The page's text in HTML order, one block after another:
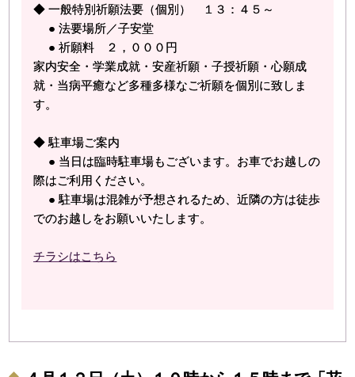
◆ 一般特別祈願法要（個別） １３：４５～
● 法要場所／子安堂
● 祈願料 ２，０００円
家内安全・学業成就・安産祈願・子授祈願・心願成
就・当病平癒など多種多様なご祈願を個別に致しま
す。
◆ 駐車場ご案内
● 当日は臨時駐車場もございます。お車でお越しの
際はご利用ください。
● 駐車場は混雑が予想されるため、近隣の方は徒歩
でのお越しをお願いいたします。
チラシはこちら